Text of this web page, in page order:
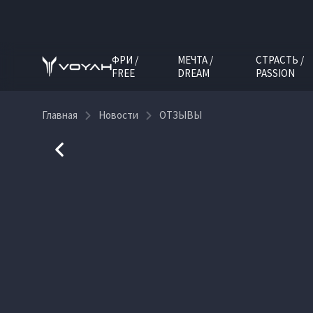
ФРИ /
FREE
МЕЧТА /
DREAM
СТРАСТЬ /
PASSION
Главная Новости ОТЗЫВЫ